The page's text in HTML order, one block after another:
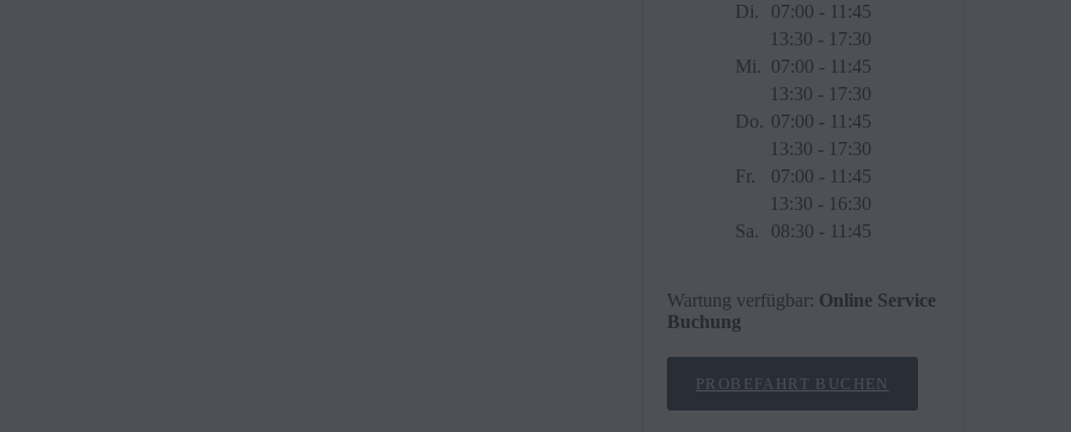
Di.
07:00 - 11:45
13:30 - 17:30
Mi. 07:00 - 11:45
13:30 - 17:30
Do. 07:00 - 11:45
13:30 - 17:30
Fr.
07:00 - 11:45
13:30 - 16:30
Sa.
08:30 - 11:45
Wartung verfügbar: Online Service
Buchung
PROBEFAHRT BUCHEN